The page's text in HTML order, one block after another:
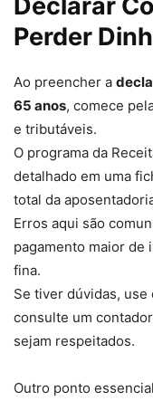
Perder
Ao preencher a
65 anos, comece
e tributáveis.
O programa da
detalhado em uma
total da
Erros aqui são
pagamento maior de
fina.
Se tiver dúvidas, use
consulte um
sejam respeitados.
Outro ponto